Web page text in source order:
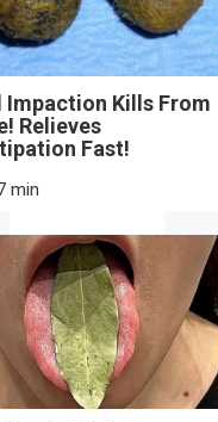
Impaction Kills From
Relieves
Fast!
min